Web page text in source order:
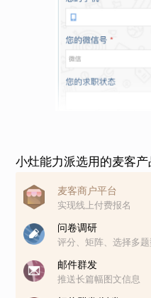
小灶能力派选用的麦客产
麦客商户平台
实现线上付费报名
问卷调研
评分、矩阵、选择多
邮件群发
推送长篇幅图文信息